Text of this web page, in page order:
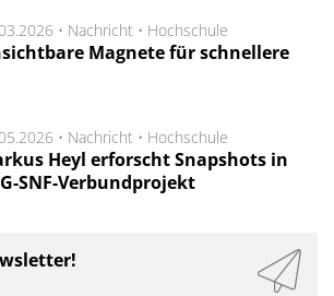
• Nachricht • Hochschule
Magnete für schnellere
• Nachricht • Hochschule
Heyl erforscht Snapshots in
SNF-Verbundprojekt